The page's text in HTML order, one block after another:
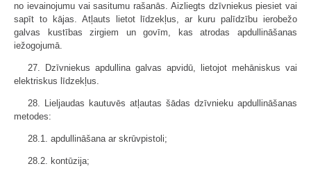
no ievainojumu vai sasitumu rašanās. Aizliegts dzīvniekus piesiet vai
sapīt to kājas. Atļauts lietot līdzekļus, ar kuru palīdzību ierobežo
galvas kustības zirgiem un govīm, kas atrodas apdullināšanas
iežogojumā.
27. Dzīvniekus apdullina galvas apvidū, lietojot mehāniskus vai
elektriskus līdzekļus.
28. Lieljaudas kautuvēs atļautas šādas dzīvnieku apdullināšanas
metodes:
28.1. apdullināšana ar skrūvpistoli;
28.2. kontūzija;